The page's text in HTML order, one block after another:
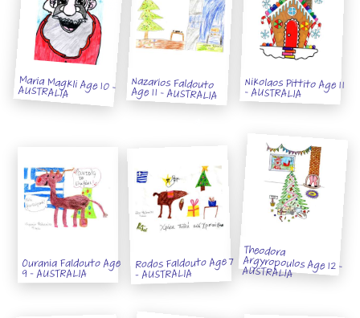
Maria Magkli Age 10 -
AUSTRALIA Nazarios Faldouto
Age 11 - AUSTRALIA Nikolaos Pittito Age 11
- AUSTRALIA
Ourania Faldouto Age
9 - AUSTRALIA Rodos Faldouto Age 7
- AUSTRALIA
Theodora
Argyropoulos Age 12 -
AUSTRALIA